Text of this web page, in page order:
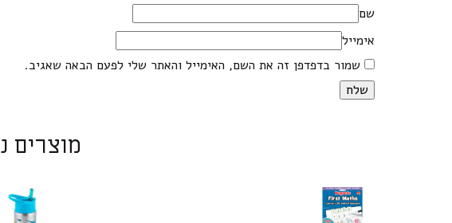
שם
אימייל
שמור בדפדפן זה את השם, האימייל והאתר שלי לפעם הבאה שאגיב.
מוצרים